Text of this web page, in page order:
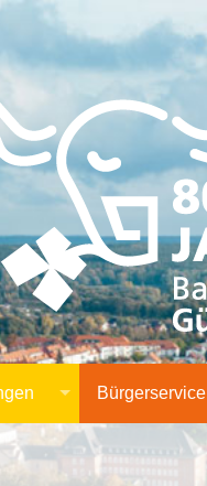
Bürgerservice